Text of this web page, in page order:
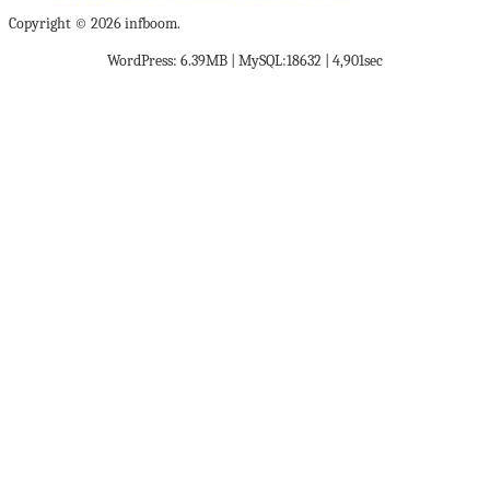
Copyright © 2026 infboom.
WordPress: 6.39MB | MySQL:18632 | 4,901sec